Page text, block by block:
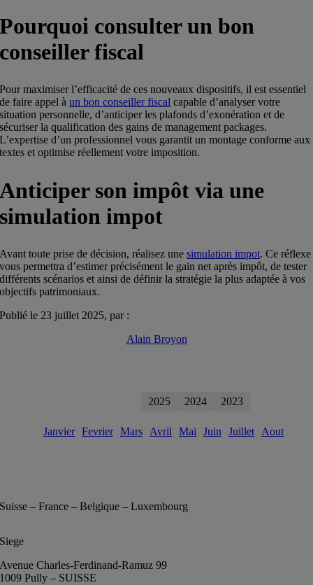
Pourquoi consulter un bon
conseiller fiscal
Pour maximiser l’efficacité de ces nouveaux dispositifs, il est essentiel
de faire appel àun bon conseiller fiscal capable d’analyser votre
situation personnelle, d’anticiper les plafonds d’exonération et de
sécuriser la qualification des gains de management packages.
L’expertise d’un professionnel vous garantit un montage conforme aux
textes et optimise réellement votre imposition.
Anticiper son impôt via une
simulation impot
Avant toute prise de décision, réalisez unesimulation impot. Ce réflexe
vous permettra d’estimer précisément le gain net après impôt, de tester
différents scénarios et ainsi de définir la stratégie la plus adaptée à vos
objectifs patrimoniaux.
Publié le 23 juillet 2025, par :
Alain Broyon
2025 2024 2023
Janvier Fevrier Mars Avril Mai Juin Juillet Aout
Suisse – France – Belgique – Luxembourg
Siege
Avenue Charles-Ferdinand-Ramuz 99
1009 Pully – SUISSE